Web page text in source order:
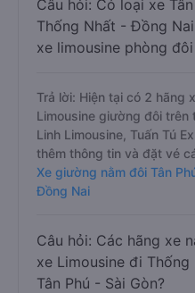
Câu hỏi: Có loại xe
Thống Nhất - Đồng
xe limousine phòng
Trả lời: Hiện tại có 2 hãng
Limousine giường đôi
Linh Limousine, Tuấn Tú
thêm thông tin và đặt vé
Xe giường nằm đôi Tân
Đồng Nai
Câu hỏi: Các hãng xe
xe Limousine đi
Tân Phú - Sài Gòn?